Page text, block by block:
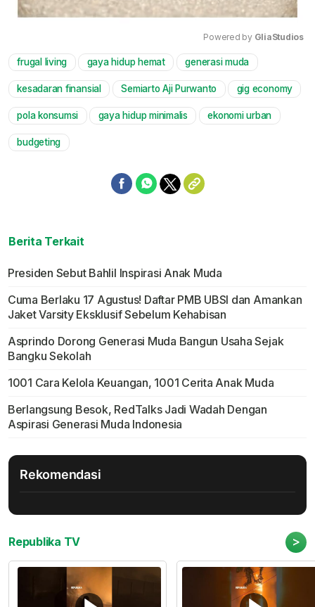
Mute
Powered by GliaStudios
frugal living gaya hidup hemat generasi muda
kesadaran finansial Semiarto Aji Purwanto gig economy
pola konsumsi gaya hidup minimalis ekonomi urban
budgeting
Berita Terkait
Presiden Sebut Bahlil Inspirasi Anak Muda
Cuma Berlaku 17 Agustus! Daftar PMB UBSI dan Amankan
Jaket Varsity Eksklusif Sebelum Kehabisan
Asprindo Dorong Generasi Muda Bangun Usaha Sejak
Bangku Sekolah
1001 Cara Kelola Keuangan, 1001 Cerita Anak Muda
Berlangsung Besok, RedTalks Jadi Wadah Dengan
Aspirasi Generasi Muda Indonesia
Rekomendasi
Republika TV >